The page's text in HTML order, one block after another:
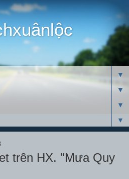
▼
▼
▼
▼
trên HX. "Mưa Quy